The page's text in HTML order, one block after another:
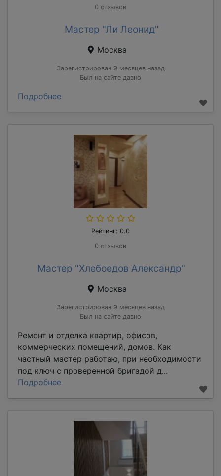
0 отзывов
Мастер "Ли Леонид"
Москва
Зарегистрирован 9 месяцев назад
Был на сайте давно
Подробнее
Рейтинг: 0.0
0 отзывов
Мастер "Хлебоедов Александр"
Москва
Зарегистрирован 9 месяцев назад
Был на сайте давно
Ремонт и отделка квартир, офисов,
коммерческих помещений, домов. Как
частный мастер работаю, при необходимости
под ключ с проверенной бригадой д...
Подробнее